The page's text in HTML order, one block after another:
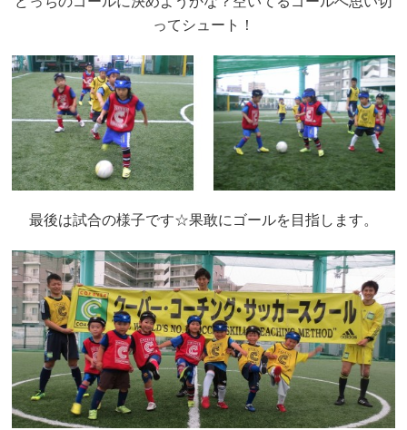
ってシュート！
最後は試合の様子です☆果敢にゴールを目指します。